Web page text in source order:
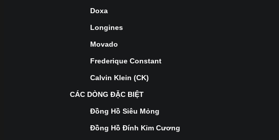
Doxa
Longines
Movado
Frederique Constant
Calvin Klein (CK)
CÁC DÒNG ĐẶC BIỆT
Đồng Hồ Siêu Mỏng
Đồng Hồ Đính Kim Cương